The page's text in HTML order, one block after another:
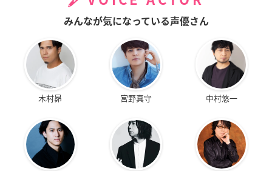
みんなが気になっている声優さん
木村昴 宮野真守 中村悠一